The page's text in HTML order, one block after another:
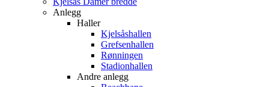
Anlegg
Haller
Kjelsåshallen
Grefsenhallen
Rønningen
Stadionhallen
Andre anlegg